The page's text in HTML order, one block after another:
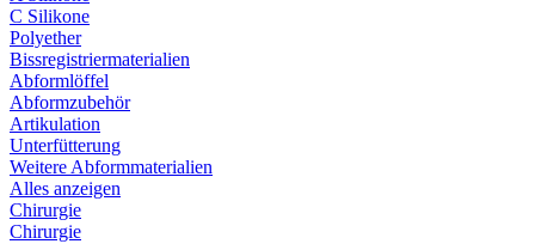
C Silikone
Polyether
Bissregistriermaterialien
Abformlöffel
Abformzubehör
Artikulation
Unterfütterung
Weitere Abformmaterialien
Alles anzeigen
Chirurgie
Chirurgie